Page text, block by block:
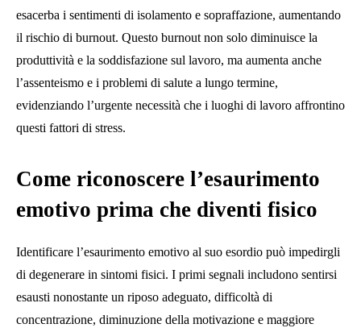
esacerba i sentimenti di isolamento e sopraffazione, aumentando
il rischio di burnout. Questo burnout non solo diminuisce la
produttività e la soddisfazione sul lavoro, ma aumenta anche
l’assenteismo e i problemi di salute a lungo termine,
evidenziando l’urgente necessità che i luoghi di lavoro affrontino
questi fattori di stress.
Come riconoscere l’esaurimento
emotivo prima che diventi fisico
Identificare l’esaurimento emotivo al suo esordio può impedirgli
di degenerare in sintomi fisici. I primi segnali includono sentirsi
esausti nonostante un riposo adeguato, difficoltà di
concentrazione, diminuzione della motivazione e maggiore